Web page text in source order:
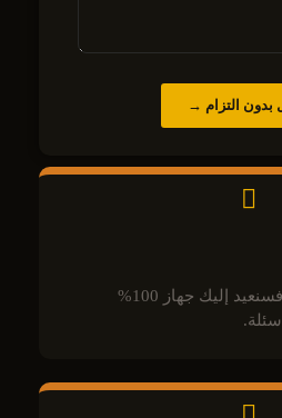
بدون التزام →
إذا لم يعجبك المنتج، فسنعيد إليك جهاز 100%